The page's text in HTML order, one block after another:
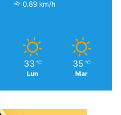
0.89 km/h
33 ℃
Lun
35 ℃
Mar